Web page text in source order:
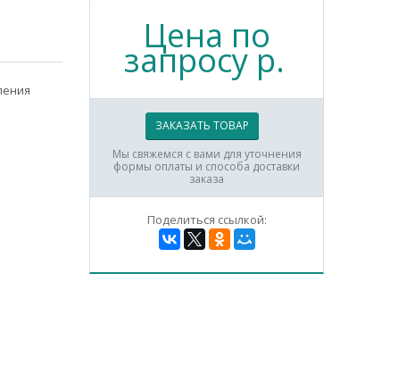
Цена по
запросу р.
ЗАКАЗАТЬ ТОВАР
Мы свяжемся с вами для уточнения
формы оплаты и способа доставки
заказа
Поделиться ссылкой: